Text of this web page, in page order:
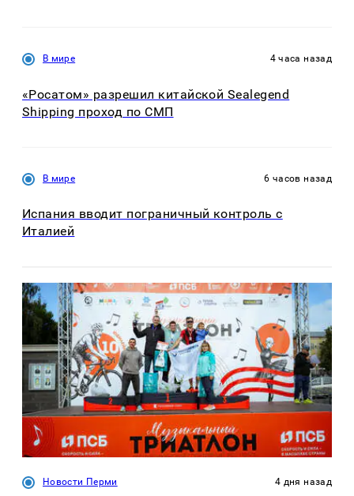
В мире 4 часа назад
«Росатом» разрешил китайской Sealegend
Shipping проход по СМП
В мире 6 часов назад
Испания вводит пограничный контроль с
Италией
Новости Перми 4 дня назад